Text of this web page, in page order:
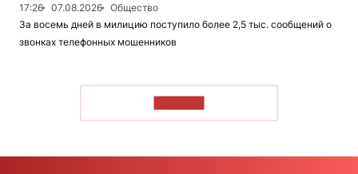
17:26
07.08.2026
Общество
За восемь дней в милицию поступило более 2,5 тыс. сообщений о
звонках телефонных мошенников